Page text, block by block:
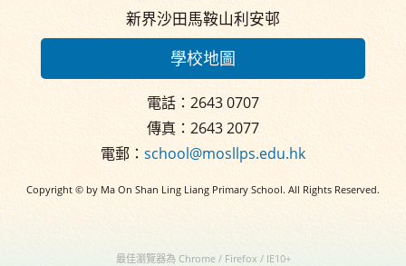
新界沙田馬鞍山利安邨
學校地圖
電話：2643 0707
傳真：2643 2077
電郵： school@mosllps.edu.hk
Copyright © by Ma On Shan Ling Liang Primary School. All Rights Reserved.
最佳瀏覽器為 Chrome / Firefox / IE10+